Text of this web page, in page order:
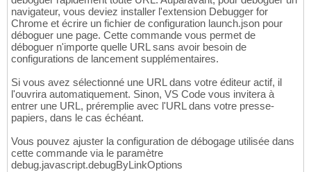
navigateur, vous deviez installer l'extension Debugger for
Chrome et écrire un fichier de configuration launch.json pour
déboguer une page. Cette commande vous permet de
déboguer n'importe quelle URL sans avoir besoin de
configurations de lancement supplémentaires.
Si vous avez sélectionné une URL dans votre éditeur actif, il
l'ouvrira automatiquement. Sinon, VS Code vous invitera à
entrer une URL, préremplie avec l'URL dans votre presse-
papiers, dans le cas échéant.
Vous pouvez ajuster la configuration de débogage utilisée dans
cette commande via le paramètre
debug.javascript.debugByLinkOptions